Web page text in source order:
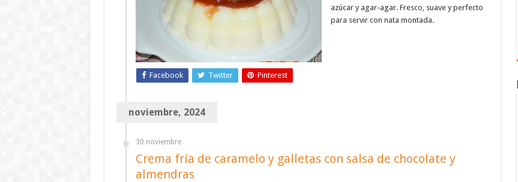
azúcar y agar-agar. Fresco, suave y perfecto
para servir con nata montada.
Facebook Twitter Pinterest
noviembre, 2024
30 noviembre
Crema fría de caramelo y galletas con salsa de chocolate y
almendras